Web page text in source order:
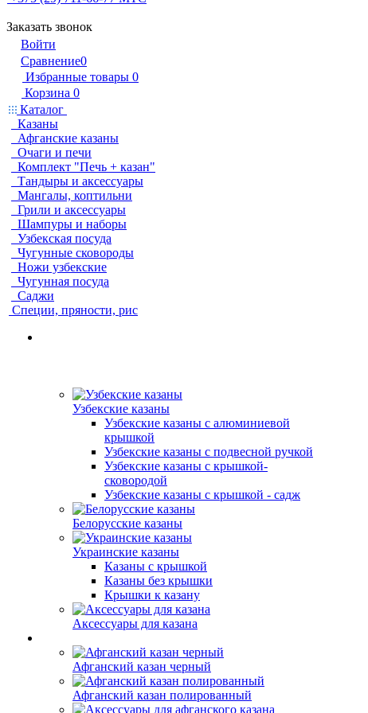
Заказать звонок
Войти
Сравнение0
Избранные товары 0
Корзина 0
Каталог
Казаны
Афганские казаны
Очаги и печи
Комплект "Печь + казан"
Тандыры и аксессуары
Мангалы, коптильни
Грили и аксессуары
Шампуры и наборы
Узбекская посуда
Чугунные сковороды
Ножи узбекские
Чугунная посуда
Саджи
Специи, пряности, рис
Узбекские казаны
Узбекские казаны с алюминиевой
крышкой
Узбекские казаны с подвесной ручкой
Узбекские казаны с крышкой-
сковородой
Узбекские казаны с крышкой - садж
Белорусские казаны
Украинские казаны
Казаны с крышкой
Казаны без крышки
Крышки к казану
Аксессуары для казана
Афганский казан черный
Афганский казан полированный